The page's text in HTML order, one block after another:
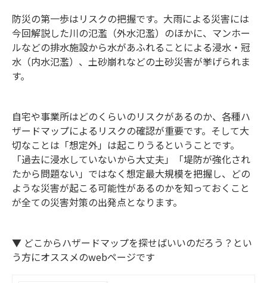
防災の第一歩はリスクの把握です。大雨による災害には
今回解説した川の氾濫（外水氾濫）のほかに、マンホー
ルなどの排水施設から水があふれることによる浸水・冠
水（内水氾濫）、土砂崩れなどの土砂災害が挙げられま
す。
自宅や事業所はどのくらいのリスクがあるのか、各種ハ
ザードマップによるリスクの確認が重要です。そして大
切なことは「想定外」は起こりうるということです。
「過去に浸水していないから大丈夫」「堤防が強化され
たから問題ない」ではなく想定最大規模を把握し、どの
ような災害が起こる可能性があるのかを知っておくこと
が全ての災害対策の出発点となります。
▼ どこからハザードマップを探せばいいのだろう？とい
う方にオススメのwebページです